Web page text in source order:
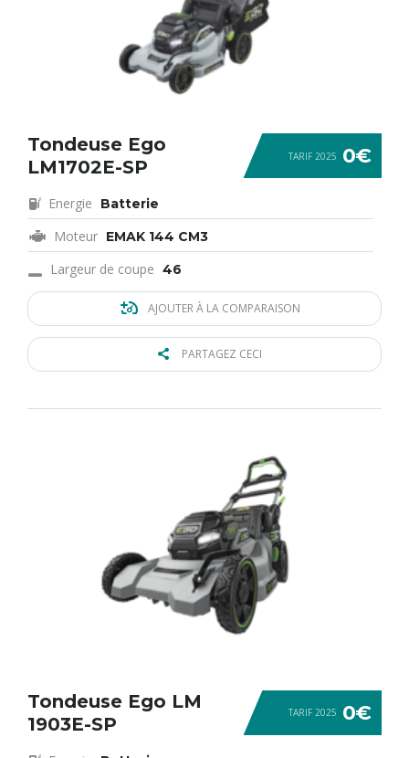
TARIF 2025 0€
Tondeuse Ego
LM1702E-SP
Energie Batterie
Moteur EMAK 144 CM3
Largeur de coupe 46
AJOUTER À LA COMPARAISON
PARTAGEZ CECI
TARIF 2025 0€
Tondeuse Ego LM
1903E-SP